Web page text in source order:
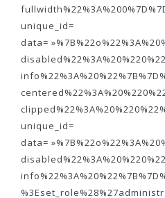
data=
data=